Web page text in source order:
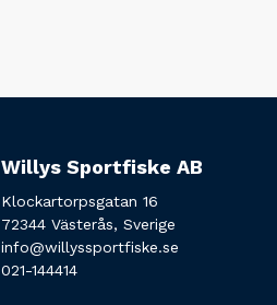
Willys Sportfiske AB
Klockartorpsgatan 16
72344 Västerås, Sverige
info@willyssportfiske.se
021-144414